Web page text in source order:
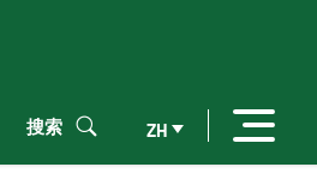
ZH
搜索